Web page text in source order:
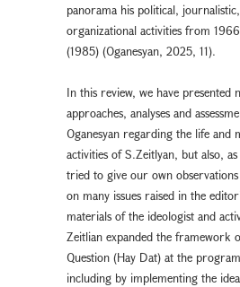
panorama his political,
organizational activities from
(1985) (Oganesyan, 2025, 11).
In this review, we have presented
approaches, analyses and
Oganesyan regarding the life and
activities of S.Zeitlyan, but also, as
tried to give our own observations
on many issues raised in the
materials of the ideologist and
Zeitlian expanded the framework
Question (Hay Dat) at the
including by implementing the